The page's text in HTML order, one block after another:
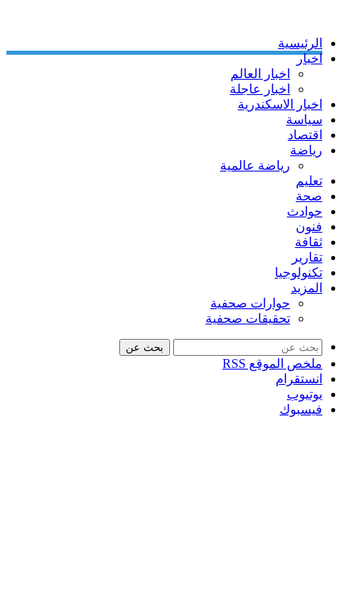
الرئيسية
اخبار
اخبار العالم
اخبار عاجلة
اخبار الاسكندرية
سياسة
اقتصاد
رياضة
رياضة عالمية
تعليم
صحة
حوادث
فنون
ثقافة
تقارير
تكنولوجيا
المزيد
حوارات صحفية
تحقيقات صحفية
بحث عن
ملخص الموقع RSS
انستقرام
يوتيوب
فيسبوك